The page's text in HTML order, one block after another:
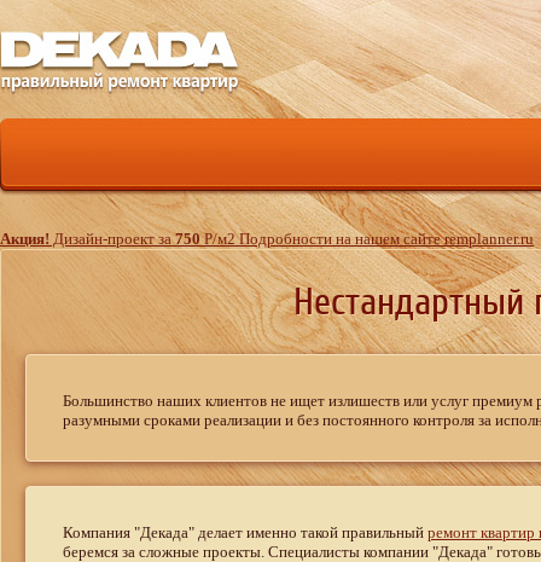
Акция! Дизайн-проект за750 Р/м2 Подробности на нашем сайте remplanner.ru
Большинство наших клиентов не ищет излишеств или услуг
разумными сроками реализации и без постоянного контроля за
Компания "Декада" делает именно такой правильный ремонт квартир
беремся за сложные проекты. Специалисты компании "Декада"